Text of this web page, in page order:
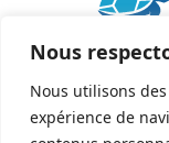
Nous
Nous utilisons
expérience de
2025 ©